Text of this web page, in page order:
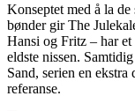
Konseptet med å la
bønder gir The
Hansi og Fritz – har
eldste nissen.
Sand, serien en
referanse.